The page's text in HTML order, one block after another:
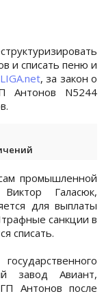
и списать пеню и
LIGA.net, за закон о
Антонов N5244
промышленной
Галасюк,
для выплаты
санкции в
списать.
завод Авиант,
Антонов после